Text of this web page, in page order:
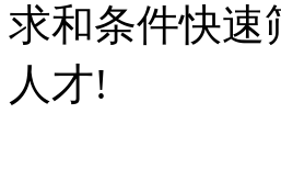
求和条件快速
人才!